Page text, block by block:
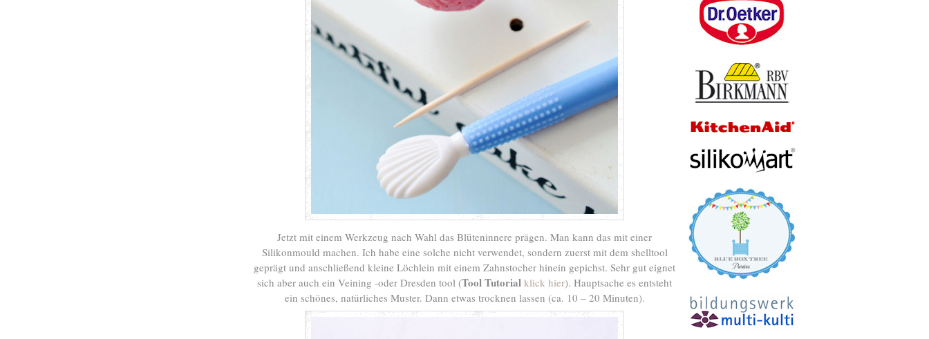
Jetzt mit einem Werkzeug nach Wahl das Blüteninnere prägen. Man kann das mit einer
Silikonmould machen. Ich habe eine solche nicht verwendet, sondern zuerst mit dem shelltool
geprägt und anschließend kleine Löchlein mit einem Zahnstocher hinein gepichst. Sehr gut eignet
sich aber auch ein Veining -oder Dresden tool (Tool Tutorial klick hier). Hauptsache es entsteht
ein schönes, natürliches Muster. Dann etwas trocknen lassen (ca. 10 – 20 Minuten).